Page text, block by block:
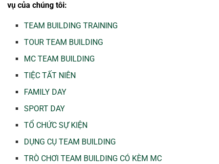
vụ của chúng tôi:
TEAM BUILDING TRAINING
TOUR TEAM BUILDING
MC TEAM BUILDING
TIỆC TẤT NIÊN
FAMILY DAY
SPORT DAY
TỔ CHỨC SỰ KIỆN
DỤNG CỤ TEAM BUILDING
TRÒ CHƠI TEAM BUILDING CÓ KÈM MC